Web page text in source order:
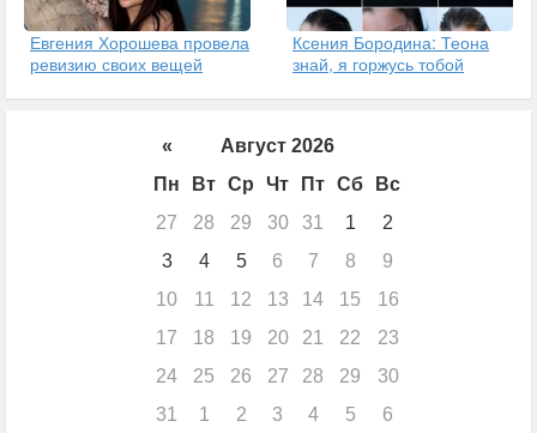
Евгения Хорошева провела
ревизию своих вещей
Ксения Бородина: Теона
знай, я горжусь тобой
«
Август 2026
Пн
Вт Ср Чт Пт Сб
Вс
27
28 29 30 31 1
2
3
4 5 6 7 8
9
10
11 12 13 14 15
16
17
18 19 20 21 22
23
24
25 26 27 28 29
30
31
1 2 3 4 5 6